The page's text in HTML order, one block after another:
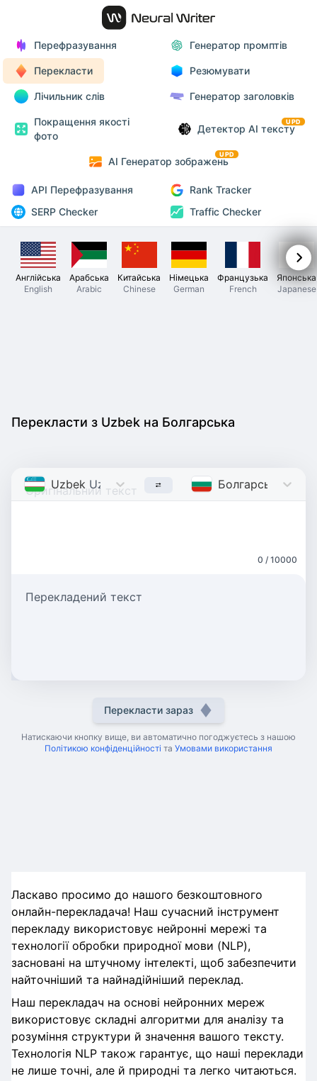
Перефразування Генератор промптів
Перекласти Резюмувати
Лічильник слів Генератор заголовків
Покращення якості
фото
Детектор AI тексту
UPD
AI Генератор зображень
UPD
API Перефразування
Rank Tracker
SERP Checker
Traffic Checker
Англійська
English
Арабська
Arabic
Китайська
Chinese
Німецька
German
Французька
French
Японська
Japanese
Перекласти з Uzbek на Болгарська
Uzbek Uzbek Болгарська
0 / 10000
Перекладений текст
Перекласти зараз
Натискаючи кнопку вище, ви автоматично погоджуєтесь з нашою
Політикою конфіденційності та Умовами використання
Ласкаво просимо до нашого безкоштовного
онлайн-перекладача! Наш сучасний інструмент
перекладу використовує нейронні мережі та
технології обробки природної мови (NLP),
засновані на штучному інтелекті, щоб забезпечити
найточніший та найнадійніший переклад.
Наш перекладач на основі нейронних мереж
використовує складні алгоритми для аналізу та
розуміння структури й значення вашого тексту.
Технологія NLP також гарантує, що наші переклади
не лише точні, але й природні та легко читаються.